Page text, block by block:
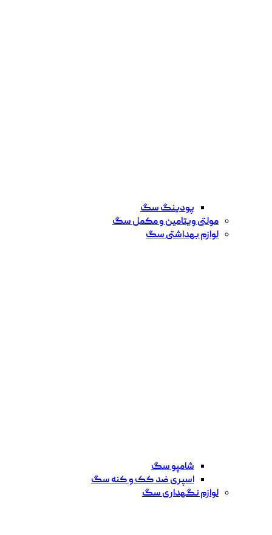
پودینگ سگ
مولتی ویتامین و مکمل سگ
لوازم بهداشتی سگ
شامپو سگ
اسپری ضد کک و کنه سگ
لوازم نگهداری سگ